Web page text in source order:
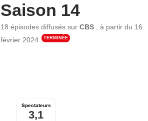
Saison 14
18 épisodes diffusés surCBS ,à partir du 16
février 2024
TERMINÉE
Spectateurs
3,1